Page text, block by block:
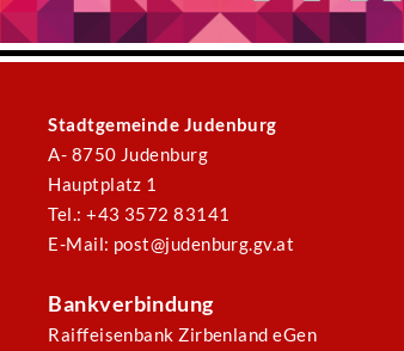
Stadtgemeinde Judenburg
A- 8750 Judenburg
Hauptplatz 1
Tel.: +43 3572 83141
E-Mail: post@judenburg.gv.at
Bankverbindung
Raiffeisenbank Zirbenland eGen